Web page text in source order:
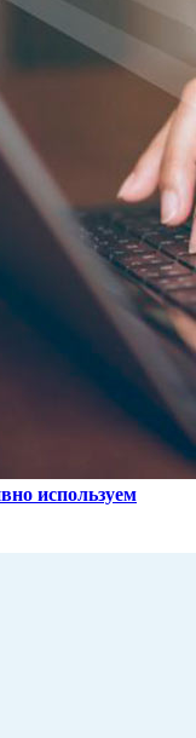
используем